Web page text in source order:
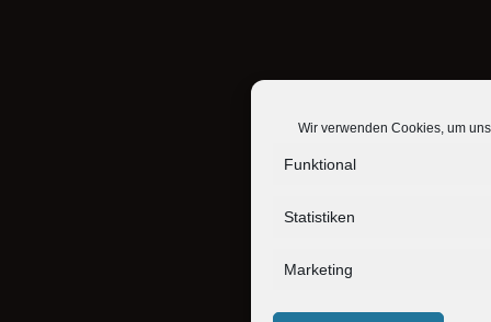
Wir verwenden Cookies, um
Funktional
Statistiken
Marketing